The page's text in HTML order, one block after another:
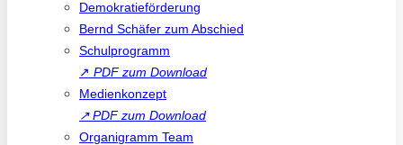
Demokratieförderung
Bernd Schäfer zum Abschied
Schulprogramm
↗ PDF zum Download
Medienkonzept
↗ PDF zum Download
Organigramm Team